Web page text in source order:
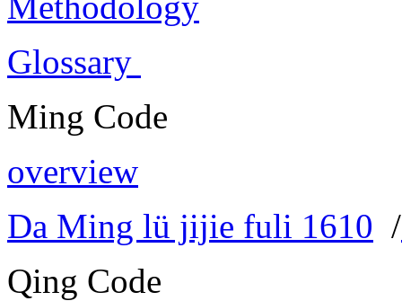
Glossary
Ming Code
overview
Da Ming lü jijie fuli 1610 /
Qing Code